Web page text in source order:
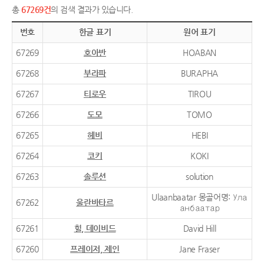
총 67269건의 검색 결과가 있습니다.
번호 한글 표기 원어 표기
67269 호아반 HOABAN
67268 부라파 BURAPHA
67267 티로우 TIROU
67266 도모 TOMO
67265 헤비 HEBI
67264 코키 KOKI
67263 솔루션 solution
67262 울란바타르
Ulaanbaatar 몽골어명: Ула
анбаатар
67261 힐, 데이비드 David Hill
67260 프레이저, 제인 Jane Fraser